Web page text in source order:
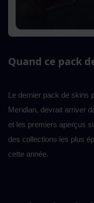
Quand ce pack
Le dernier pack de skins
Meridian, devrait arriver
et les premiers aperçus
des collections les plus
cette année.